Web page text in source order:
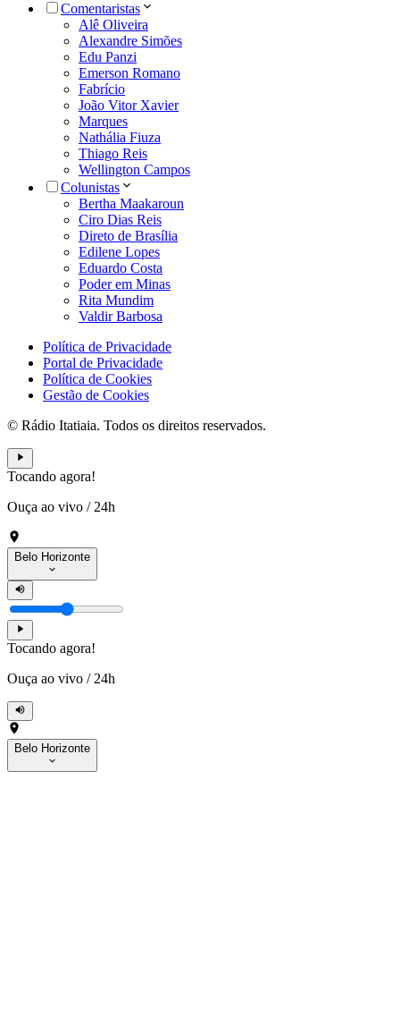
Comentaristas
Alê Oliveira
Alexandre Simões
Edu Panzi
Emerson Romano
Fabrício
João Vitor Xavier
Marques
Nathália Fiuza
Thiago Reis
Wellington Campos
Colunistas
Bertha Maakaroun
Ciro Dias Reis
Direto de Brasília
Edilene Lopes
Eduardo Costa
Poder em Minas
Rita Mundim
Valdir Barbosa
Política de Privacidade
Portal de Privacidade
Política de Cookies
Gestão de Cookies
© Rádio Itatiaia. Todos os direitos reservados.
Tocando agora!
Ouça ao vivo / 24h
Belo Horizonte
Tocando agora!
Ouça ao vivo / 24h
Belo Horizonte